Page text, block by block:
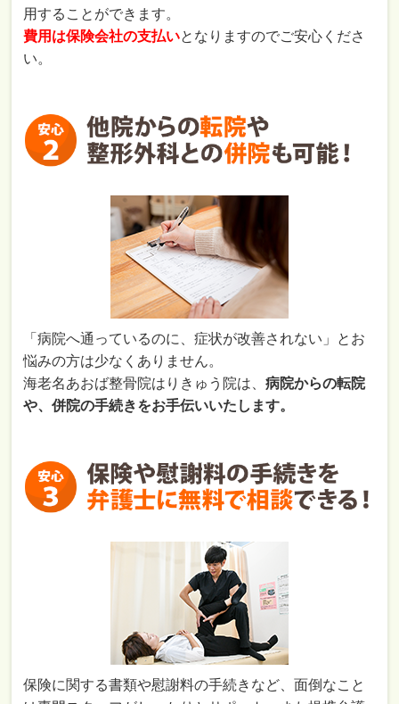
用することができます。
費用は保険会社の支払いとなりますのでご安心くださ
い。
「病院へ通っているのに、症状が改善されない」とお
悩みの方は少なくありません。
海老名あおば整骨院はりきゅう院は、病院からの転院
や、併院の手続きをお手伝いいたします。
保険に関する書類や慰謝料の手続きなど、面倒なこと